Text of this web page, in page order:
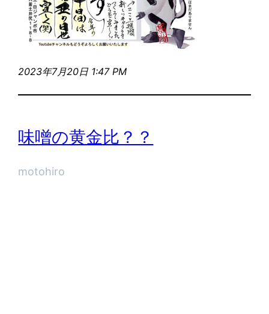
2023年7月20日 1:47 PM
味噌の黄金比？？
motohiro